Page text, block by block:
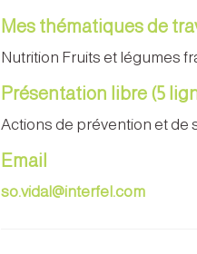
Mes thématiques de
Nutrition Fruits et légumes
Présentation libre (5
Actions de prévention et de
Email
so.vidal@interfel.com